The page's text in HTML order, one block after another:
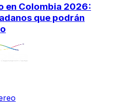
en Colombia 2026:
que podrán